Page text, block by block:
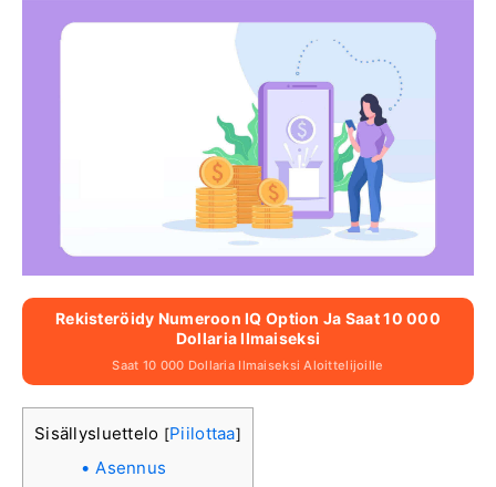
Rekisteröidy Numeroon IQ Option Ja Saat 10 000
Dollaria Ilmaiseksi
Saat 10 000 Dollaria Ilmaiseksi Aloittelijoille
Sisällysluettelo [Piilottaa]
Asennus